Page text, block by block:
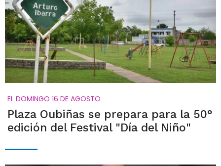
EL DOMINGO 16 DE AGOSTO
Plaza Oubiñas se prepara para la 50°
edición del Festival "Día del Niño"